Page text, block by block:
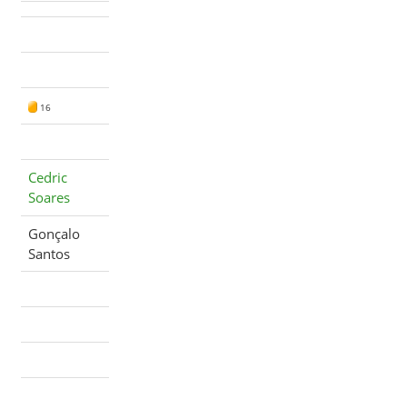
16
Cedric
Soares
Gonçalo
Santos